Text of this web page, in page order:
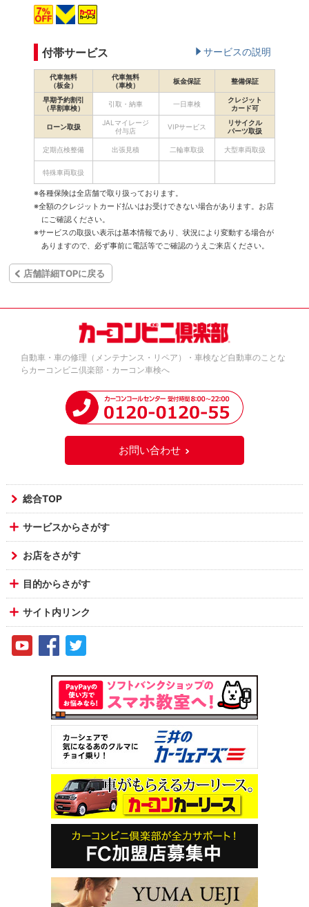
付帯サービス サービスの説明
代車無料
（板金）
代車無料
（車検）
板金保証 整備保証
早期予約割引
（早割車検）
引取・納車 一日車検
クレジット
カード可
ローン取扱
JALマイレージ
付与店
VIPサービス
リサイクル
パーツ取扱
定期点検整備 出張見積 二輪車取扱 大型車両取扱
特殊車両取扱
※各種保険は全店舗で取り扱っております。
※全額のクレジットカード払いはお受けできない場合があります。お店
にご確認ください。
※サービスの取扱い表示は基本情報であり、状況により変動する場合が
ありますので、必ず事前に電話等でご確認のうえご来店ください。
店舗詳細TOPに戻る
自動車・車の修理（メンテナンス・リペア）・車検など自動車のことな
らカーコンビニ倶楽部・カーコン車検へ
お問い合わせ
総合TOP
サービスからさがす
お店をさがす
目的からさがす
サイト内リンク